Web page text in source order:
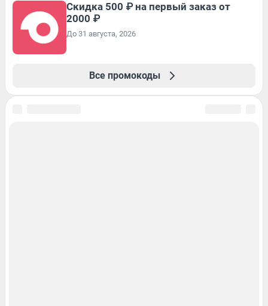
Скидка 500 ₽ на первый заказ от
2000 ₽
До 31 августа, 2026
Все промокоды